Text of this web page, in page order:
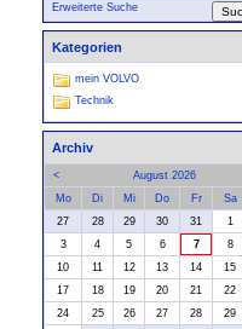
Erweiterte Suche
Kategorien
mein VOLVO
Technik
Archiv
<
August 2026
Mo
Di Mi Do Fr Sa
27
28 29 30 31 1
3
4 5 6 7 8
10
11 12 13 14 15
17
18 19 20 21 22
24
25 26 27 28 29